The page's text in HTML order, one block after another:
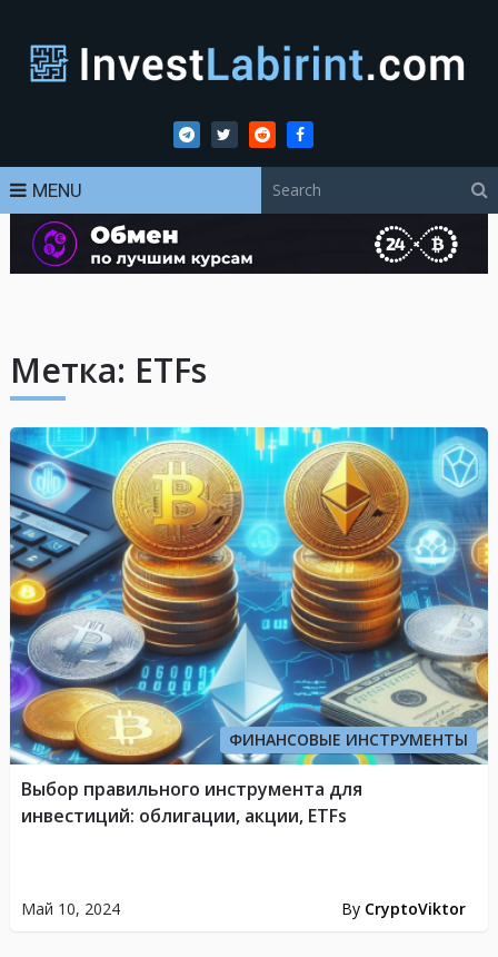
MENU
Метка: ETFs
ФИНАНСОВЫЕ ИНСТРУМЕНТЫ
Май 10, 2024 By CryptoViktor
Выбор правильного инструмента для
инвестиций: облигации, акции, ETFs